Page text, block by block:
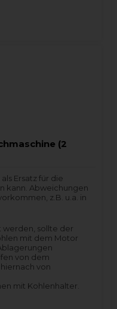
(2
Ersatz für die
kann. Abweichungen
z.B. u.a. in
sollte der
mit dem Motor
von dem
von
mit Kohlenhalter.